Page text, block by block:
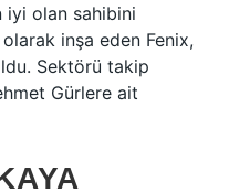
iyi olan sahibini
inşa eden Fenix,
Sektörü takip
Gürlere ait